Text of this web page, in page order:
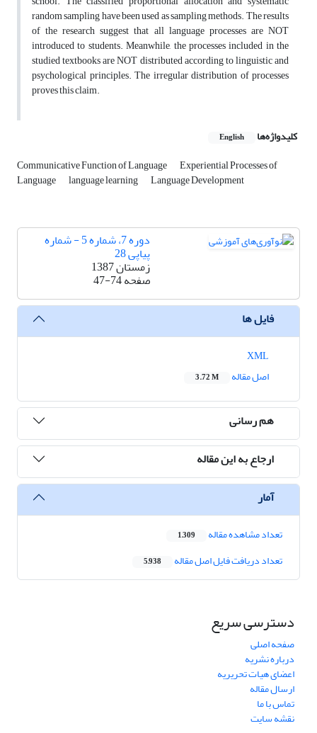
random sampling have been used as sampling methods. The results
of the research suggest that all language processes are NOT
introduced to students. Meanwhile, the processes included in the
studied textbooks are NOT distributed according to linguistic and
psychological principles. The irregular distribution of processes
proves this claim.
کلیدواژه‌ها English
Communicative Function of Language Experiential Processes of
Language language learning Language Development
دوره 7، شماره 5 - شماره
پیاپی 28
زمستان 1387
صفحه47-74
فایل ها
اصل مقاله
3.72 M
هم رسانی
ارجاع به این مقاله
آمار
تعداد مشاهده مقاله 1,309
تعداد دریافت فایل اصل مقاله 5,938
دسترسی سریع
صفحه اصلی
درباره نشریه
اعضای هیات تحریریه
ارسال مقاله
تماس با ما
نقشه سایت